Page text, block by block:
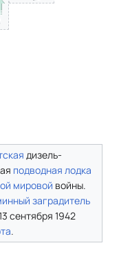
дизель-
подводная лодка
мировой войны.
заградитель
сентября 1942
.